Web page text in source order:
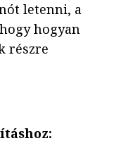
letenni, a
hogyan
részre